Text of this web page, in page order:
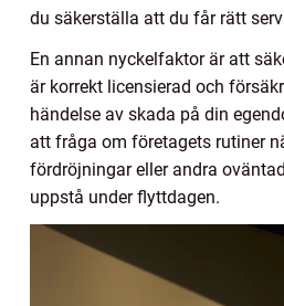
du säkerställa att du får rätt
En annan nyckelfaktor är att
är korrekt licensierad och
händelse av skada på din
att fråga om företagets rutiner
fördröjningar eller andra
uppstå under flyttdagen.